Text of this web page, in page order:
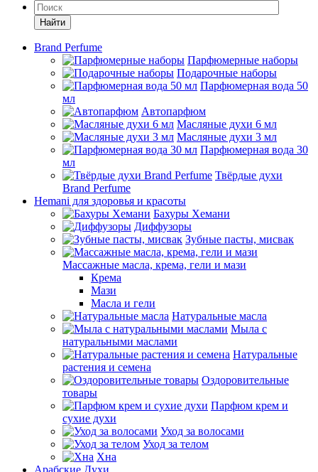
Найти
Brand Perfume
Парфюмерные наборы
Подарочные наборы
Парфюмерная вода 50
мл
Автопарфюм
Масляные духи 6 мл
Масляные духи 3 мл
Парфюмерная вода 30
мл
Твёрдые духи
Brand Perfume
Hemani для здоровья и красоты
Бахуры Хемани
Диффузоры
Зубные пасты, мисвак
Массажные масла, крема, гели и мази
Крема
Мази
Масла и гели
Натуральные масла
Мыла с
натуральными маслами
Натуральные
растения и семена
Оздоровительные
товары
Парфюм крем и
сухие духи
Уход за волосами
Уход за телом
Хна
Арабские Духи